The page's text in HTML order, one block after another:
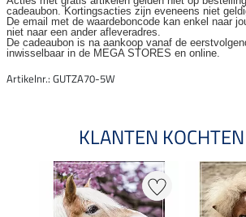
cadeaubon. Kortingsacties zijn eveneens niet
De email met de waardeboncode kan enkel naar
niet naar een ander afleveradres.
De cadeaubon is na aankoop vanaf de
inwisselbaar in de MEGA STORES en online.
Artikelnr.: GUTZA70-5W
KLANTEN